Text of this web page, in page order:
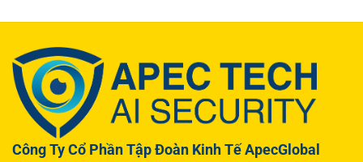
Công Ty Cổ Phần Tập Đoàn Kinh Tế ApecGlobal